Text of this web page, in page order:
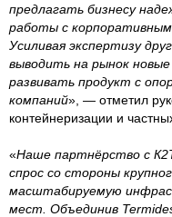
предлагать бизнесу
работы с
Усиливая экспертизу
выводить на рынок
развивать продукт с
компаний», — отметил
контейнеризации и
«Наше партнёрство с
спрос со стороны
масштабируемую
мест. Объединив